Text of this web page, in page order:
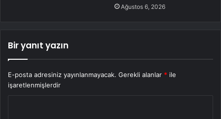
Ağustos 6, 2026
Bir yanıt yazın
E-posta adresiniz yayınlanmayacak. Gerekli alanlar * ile
işaretlenmişlerdir